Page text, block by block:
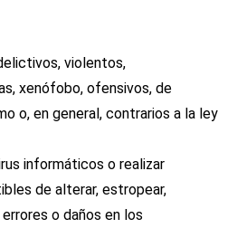
violentos,
xenófobo, ofensivos, de
o, en general, contrarios a la ley
informáticos o realizar
de alterar, estropear,
o daños en los